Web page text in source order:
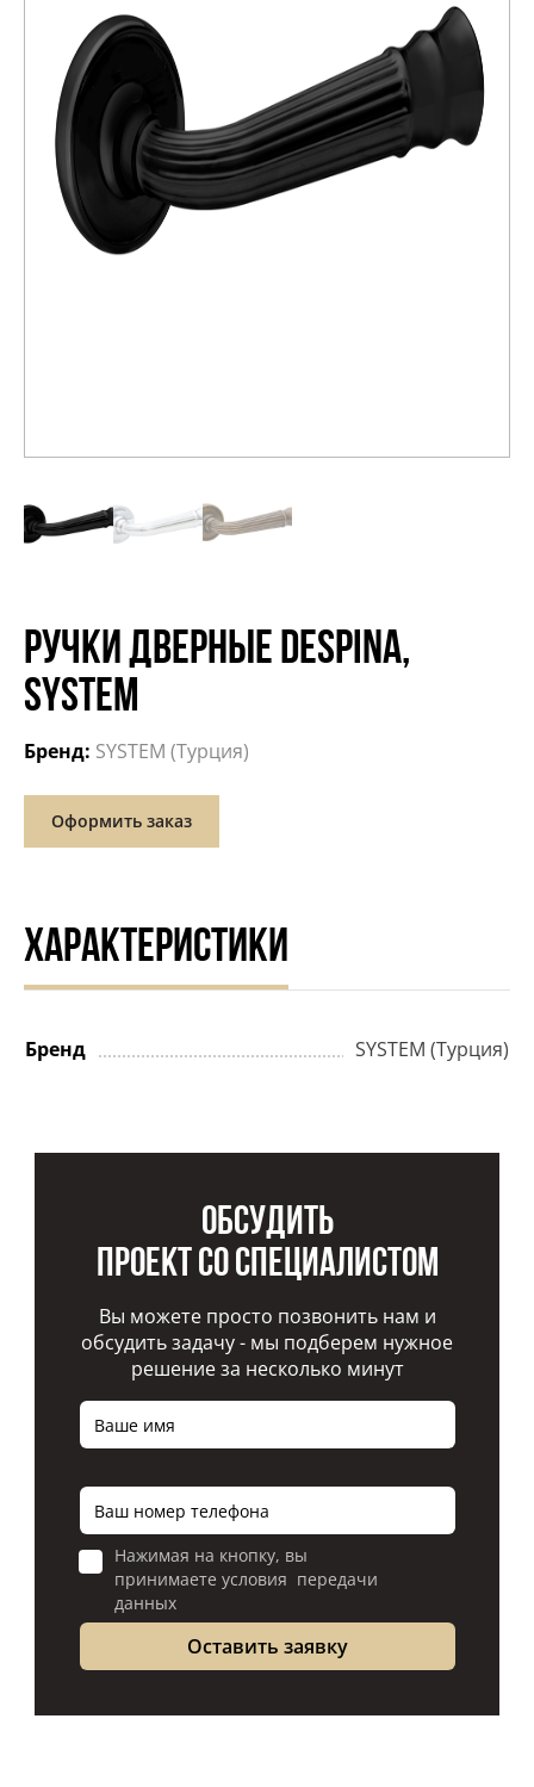
РУЧКИ ДВЕРНЫЕ DESPINA,
SYSTEM
Бренд: SYSTEM (Турция)
Оформить заказ
ХАРАКТЕРИСТИКИ
Бренд SYSTEM (Турция)
Обсудить
проект со специалистом
Вы можете просто позвонить нам и
обсудить задачу - мы подберем нужное
решение за несколько минут
Нажимая на кнопку, вы
принимаете условия передачи
данных
Распродажа